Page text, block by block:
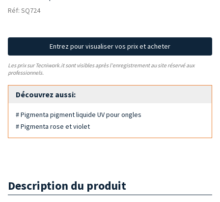
Réf: SQ724
Entrez pour visualiser vos prix et acheter
Les prix sur Tecniwork.it sont visibles après l'enregistrement au site réservé aux
professionnels.
Découvrez aussi:
# Pigmenta pigment liquide UV pour ongles
# Pigmenta rose et violet
Description du produit